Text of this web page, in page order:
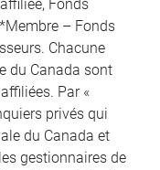
Fonds
– Fonds
Chacune
du Canada sont
Par «
privés qui
du Canada et
gestionnaires de